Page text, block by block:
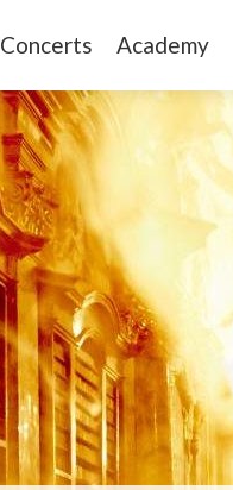
Concerts Academy